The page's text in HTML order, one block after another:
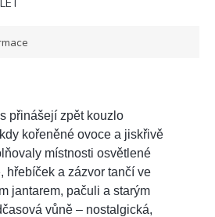
přinášejí zpět kouzlo
kořeněné ovoce a jiskřivě
místnosti osvětlené
hřebíček a zázvor tančí ve
jantarem, pačuli a starým
vůně – nostalgická,